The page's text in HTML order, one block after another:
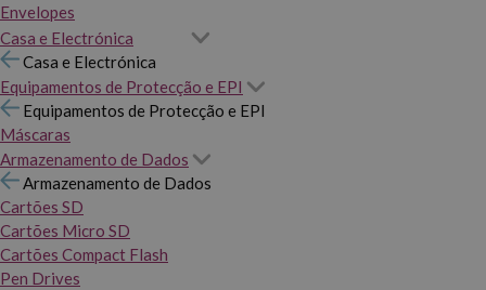
Envelopes
Casa e Electrónica
Casa e Electrónica
Equipamentos de Protecção e EPI
Equipamentos de Protecção e EPI
Máscaras
Armazenamento de Dados
Armazenamento de Dados
Cartões SD
Cartões Micro SD
Cartões Compact Flash
Pen Drives